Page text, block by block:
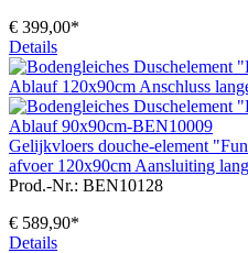
€ 399,00*
Details
Gelijkvloers douche-element
afvoer 120x90cm Aansluiting
Prod.-Nr.: BEN10128
€ 589,90*
Details